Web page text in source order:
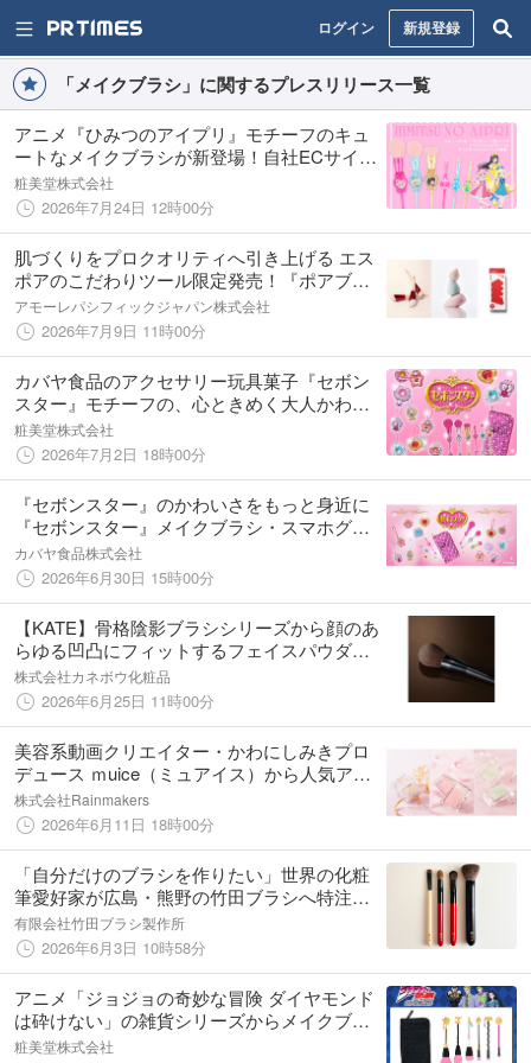
ログイン 新規登録
「メイクブラシ」に関するプレスリリース一覧
アニメ『ひみつのアイプリ』モチーフのキュ
ートなメイクブラシが新登場！自社ECサイト
（粧美堂公式オンラインストア）にて発売開
始
粧美堂株式会社
2026年7月24日 12時00分
肌づくりをプロクオリティへ引き上げる エス
ポアのこだわりツール限定発売！『ポアブラ
ーファンデーションブラシ』『ワンテイクブ
レンダー』『レッドフィッティングスポン
ジ』
アモーレパシフィックジャパン株式会社
2026年7月9日 11時00分
カバヤ⾷品のアクセサリー玩具菓⼦『セボン
スター』モチーフの、心ときめく大人かわい
い雑貨シリーズが新登場！粧美堂公式オンラ
インストアにて発売開始
粧美堂株式会社
2026年7月2日 18時00分
『セボンスター』のかわいさをもっと身近に
『セボンスター』メイクブラシ・スマホグリ
ップ・スライドミラーチャーム
カバヤ食品株式会社
2026年6月30日 15時00分
【KATE】骨格陰影ブラシシリーズから顔のあ
らゆる凹凸にフィットするフェイスパウダ
ー・パウダーファンデーション用ブラシ「ケ
イト パウダーブラシ」登場
株式会社カネボウ化粧品
2026年6月25日 11時00分
美容系動画クリエイター・かわにしみきプロ
デュース ｍuice（ミュアイス）から人気アイ
テムのメイク悩みに寄り添う限定カラーが登
場！2way仕様のスポットメンテパウダー専用
ブラシも限定発売
株式会社Rainmakers
2026年6月11日 18時00分
「自分だけのブラシを作りたい」世界の化粧
筆愛好家が広島・熊野の竹田ブラシへ特注依
頼。海外売上比率50％超へ。
有限会社竹田ブラシ製作所
2026年6月3日 10時58分
アニメ「ジョジョの奇妙な冒険 ダイヤモンド
は砕けない」の雑貨シリーズからメイクブラ
シが新たに登場！粧美堂公式オンラインスト
粧美堂株式会社